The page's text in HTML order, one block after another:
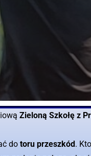
Zieloną Szkołę z
do toru przeszkód.